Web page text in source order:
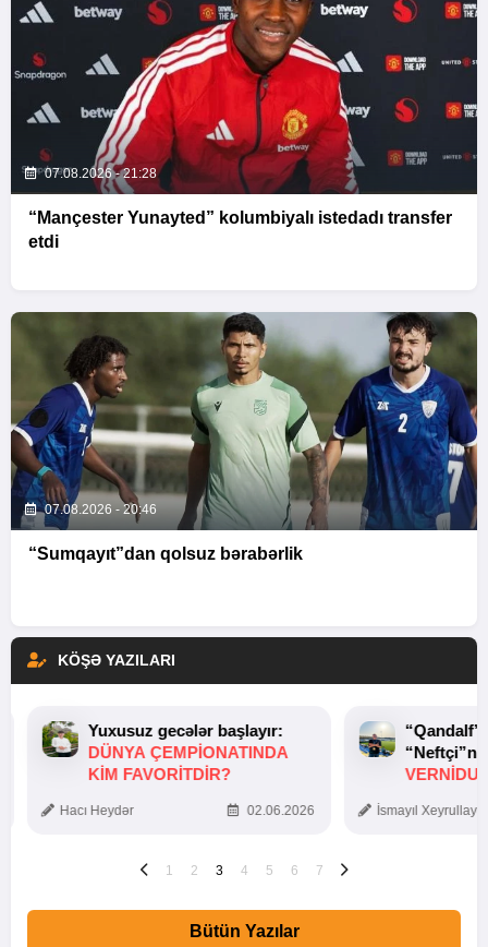
07.08.2026 - 21:28
“Mançester Yunayted” kolumbiyalı istedadı transfer
etdi
07.08.2026 - 20:46
“Sumqayıt”dan qolsuz bərabərlik
KÖŞƏ YAZILARI
Yuxusuz gecələr başlayır:
DÜNYA ÇEMPIONATINDA
KIM FAVORITDIR?
Hacı Heydər 02.06.2026 İsmayıl
1 2 3 4 5 6 7
Bütün Yazılar